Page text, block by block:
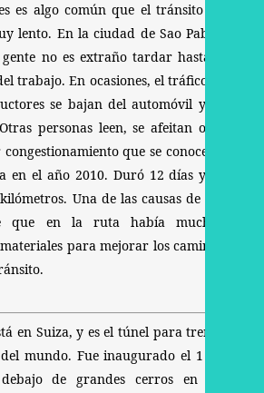
es algo común que el tránsito de
lento. En la ciudad de Sao Pablo,
no es extraño tardar hasta 4
trabajo. En ocasiones, el tráfico es
se bajan del automóvil y se
personas leen, se afeitan o se
que se conoce es
el año 2010. Duró 12 días y se
Una de las causas de ese
que en la ruta había muchos
para mejorar los caminos
en Suiza, y es el túnel para trenes
mundo. Fue inaugurado el 1 de
de grandes cerros en las